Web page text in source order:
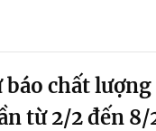
chất
từ 2/2 đến